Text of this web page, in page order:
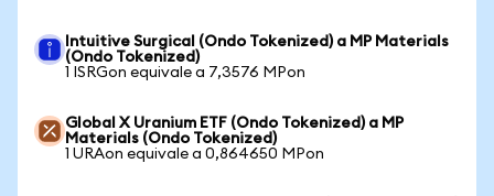
Intuitive Surgical (Ondo Tokenized) a MP Materials
(Ondo Tokenized)
1 ISRGon equivale a 7,3576 MPon
Global X Uranium ETF (Ondo Tokenized) a MP
Materials (Ondo Tokenized)
1 URAon equivale a 0,864650 MPon